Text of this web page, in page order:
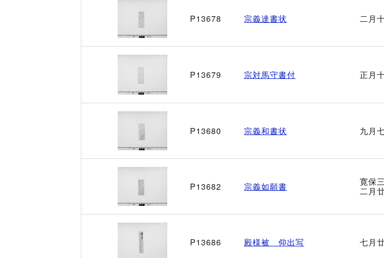
P13678 宗義達書状 二月
P13679 宗対馬守書付 正月
P13680 宗義和書状 九月
P13682 宗義如願書
寛保
二月
P13686 殿様被 仰出写 七月